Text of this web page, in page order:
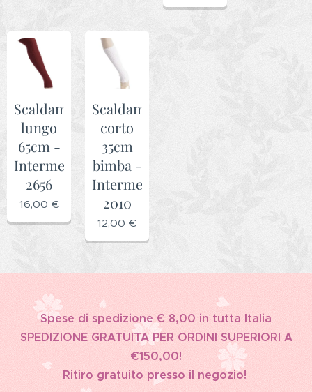
Scaldamuscolo
lungo
65cm -
Intermezzo
2656
16,00 €
Scaldamuscolo
corto
35cm
bimba -
Intermezzo
2010
12,00 €
Spese di spedizione € 8,00 in tutta Italia
SPEDIZIONE GRATUITA PER ORDINI SUPERIORI A
€150,00!
Ritiro gratuito presso il negozio!